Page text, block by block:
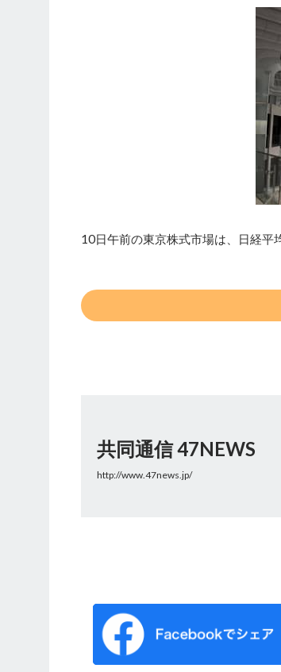
10日午前の東京株式市場は、日経
共同通信 47NEWS
http://www.47news.jp/